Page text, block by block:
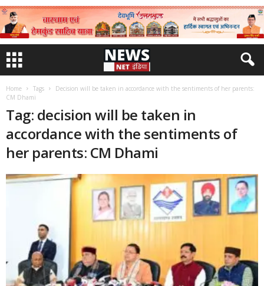
Home Tags
Decision will be taken in accordance with the sentiments of her parents:
CM Dhami
Tag: decision will be taken in
accordance with the sentiments of
her parents: CM Dhami